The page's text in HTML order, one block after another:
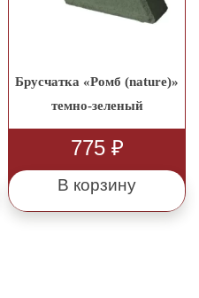
Брусчатка «Ромб (nature)»
темно-зеленый
775 ₽
В корзину